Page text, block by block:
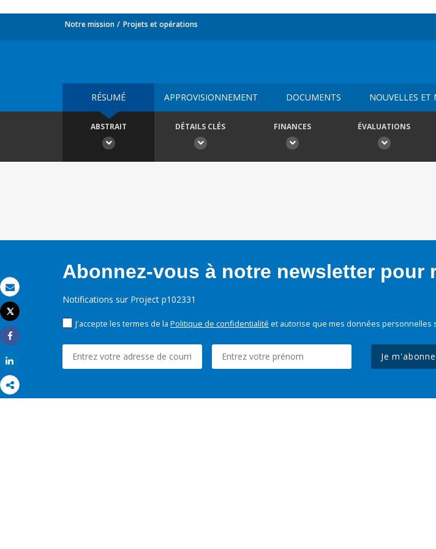
Email
Imprimer
Tweet
Share
Notre mission Projets et opérations
RÉSUMÉ APPROVISIONNEMENT DOCUMENTS NOUVELLES ET
ABSTRAIT DÉTAILS CLÉS FINANCES ÉVALUATIONS
Abonnez-vous à notre newsletter pour
Notifications sur Project p102331
J'accepte les termes de la Politique de confidentialité et autorise que mes données personnelles
Je m'abonne